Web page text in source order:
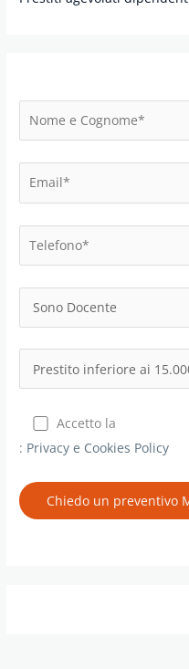
Accetto la
: Privacy e Cookies Policy
Chiedo un preventivo